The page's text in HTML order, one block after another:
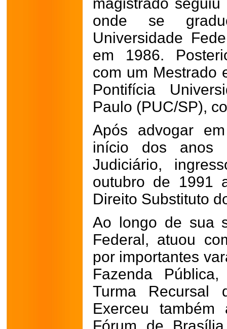
onde se
Universidade
em 1986.
com um Mestrado
Pontifícia
Paulo (PUC/SP),
Após advogar
início dos anos
Judiciário,
outubro de 1991
Direito Substituto
Ao longo de sua
Federal, atuou
por importantes
Fazenda
Turma Recursal
Exerceu